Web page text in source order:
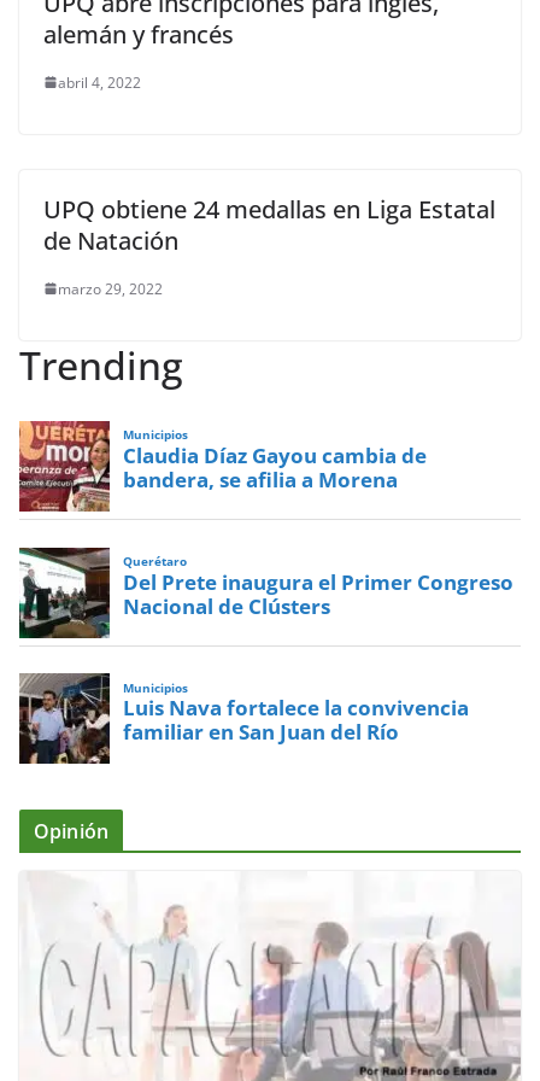
alemán y francés
abril 4, 2022
UPQ obtiene 24 medallas en Liga Estatal
de Natación
marzo 29, 2022
Trending
Municipios
Claudia Díaz Gayou cambia de
bandera, se afilia a Morena
Querétaro
Del Prete inaugura el Primer Congreso
Nacional de Clústers
Municipios
Luis Nava fortalece la convivencia
familiar en San Juan del Río
Opinión